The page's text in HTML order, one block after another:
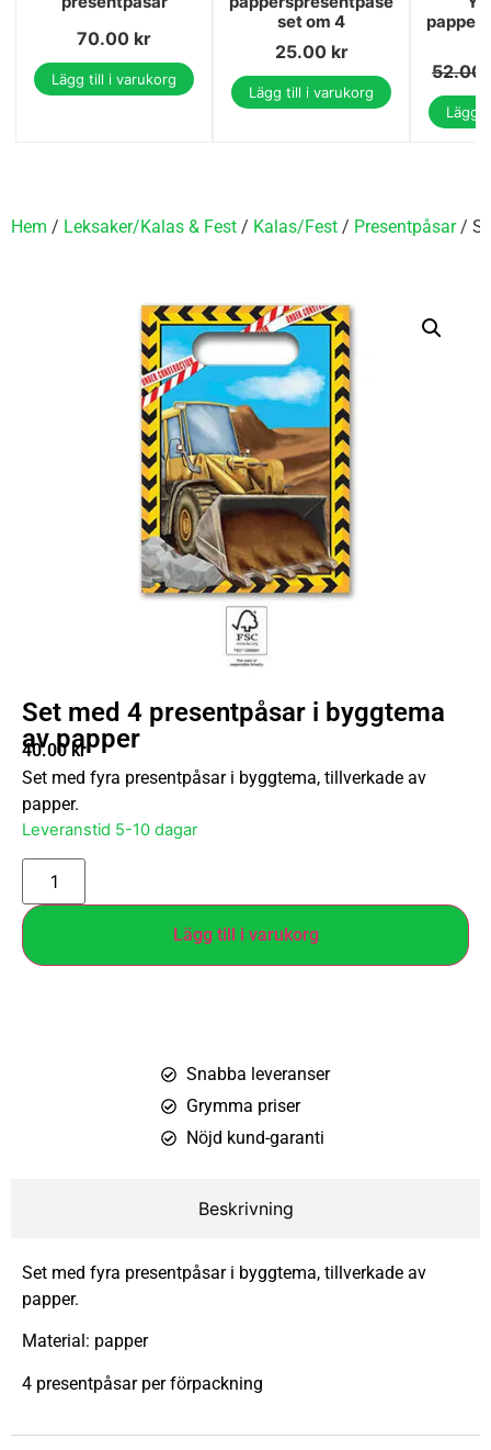
70.00 kr
Lägg till i varukorg
set om 4
25.00 kr
Lägg till i varukorg
52.00
Lägg
Hem / Leksaker/Kalas & Fest / Kalas/Fest / Presentpåsar/
Set med 4 presentpåsar i byggtema
av papper
40.00kr
Set med fyra presentpåsar i byggtema, tillverkade av
papper.
Leveranstid 5-10 dagar
Lägg till i varukorg
Snabba leveranser
Grymma priser
Nöjd kund-garanti
Beskrivning
Set med fyra presentpåsar i byggtema, tillverkade av
papper.
Material: papper
4 presentpåsar per förpackning